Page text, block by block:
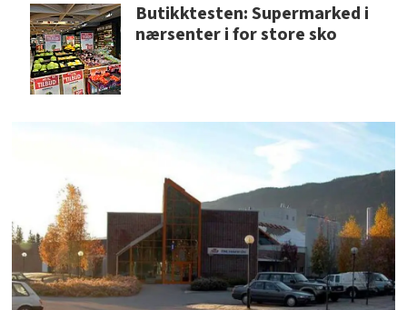
Butikktesten: Supermarked i
nærsenter i for store sko